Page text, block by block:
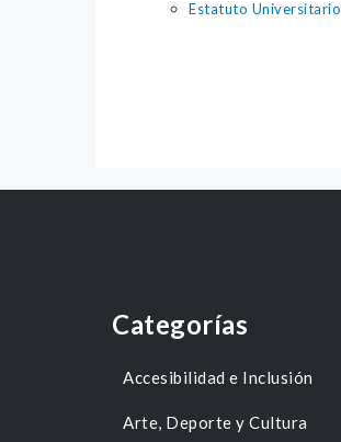
Estatuto Universitario
Categorías
Accesibilidad e Inclusión
Arte, Deporte y Cultura